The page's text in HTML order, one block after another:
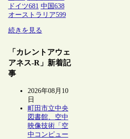
ドイツ681 中国638
オーストラリア599
続きを見る
「カレントアウェ
アネス-R」新着記
事
2026年08月10
日
町田市立中央
図書館、空中
映像技術「空
中コンピュー